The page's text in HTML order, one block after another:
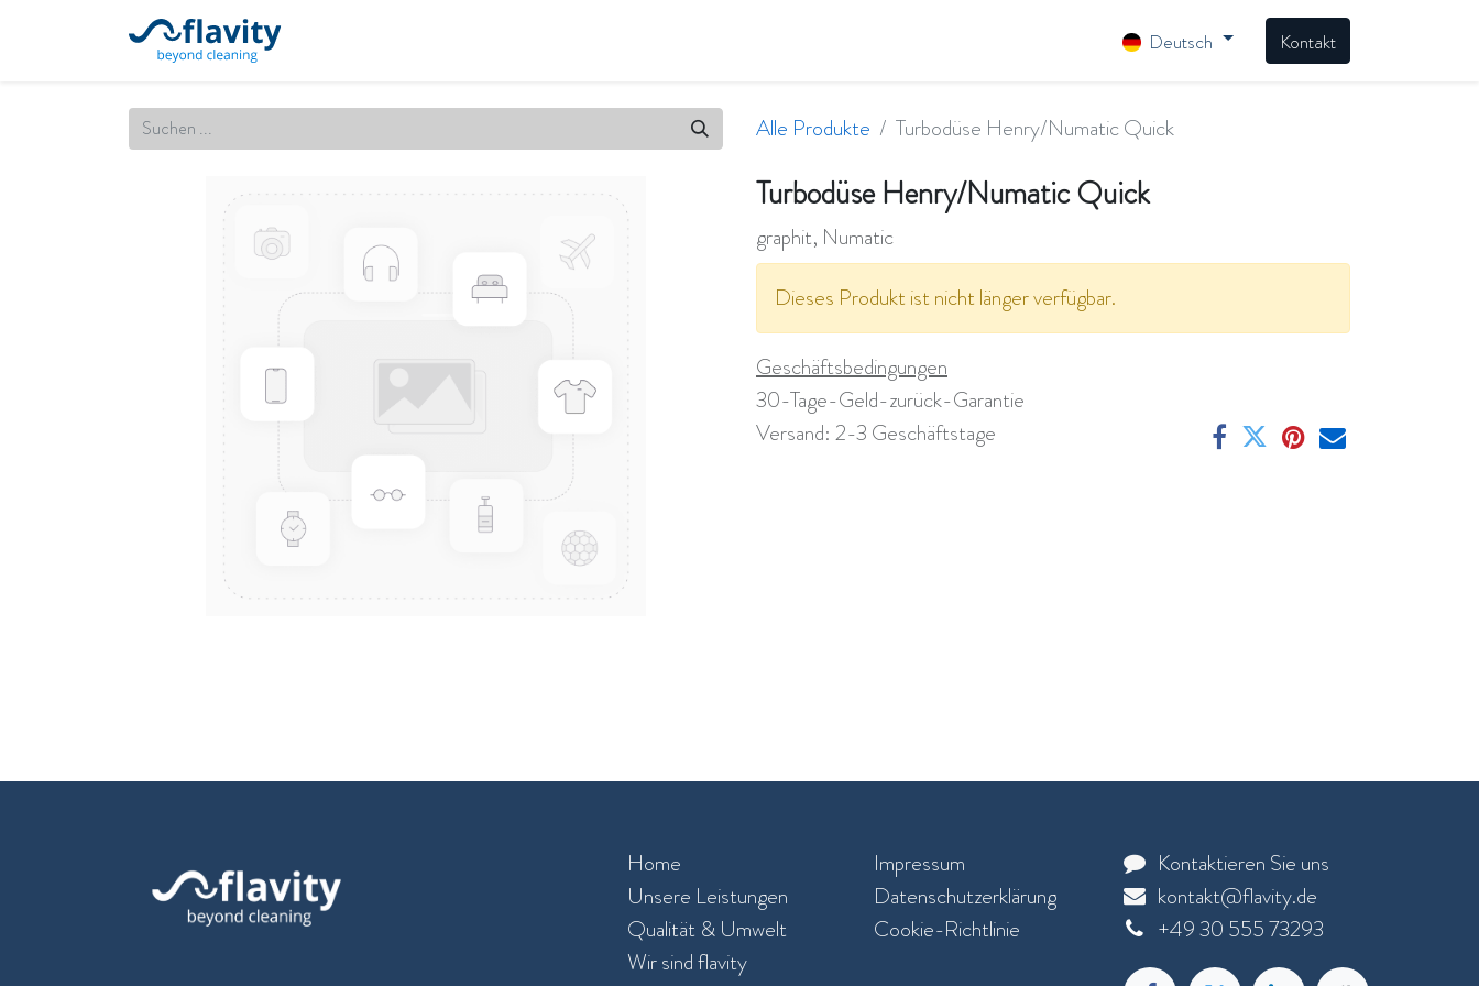
Deutsch Kontakt
Alle Produkte Turbodüse Henry/Numatic Quick
Turbodüse Henry/Numatic Quick
graphit, Numatic
Dieses Produkt ist nicht länger verfügbar.
Geschäftsbedingungen
30-Tage-Geld-zurück-Garantie
Versand: 2-3 Geschäftstage
Home
Unsere Leistungen​
Qualität & Umwelt
Wir sind flavity
Impressum
Datenschutzerklärung
Cookie-Richtlinie
Kontaktieren Sie uns
kontakt@flavity.de
+49 30 555 73293